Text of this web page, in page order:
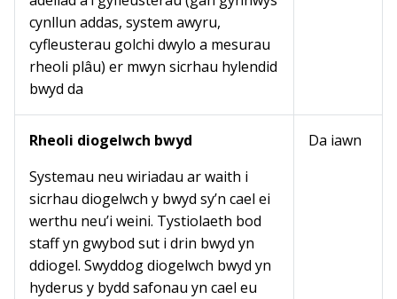
cynllun addas, system awyru,
cyfleusterau golchi dwylo a mesurau
rheoli plâu) er mwyn sicrhau hylendid
bwyd da
Rheoli diogelwch bwyd
Systemau neu wiriadau ar waith i
sicrhau diogelwch y bwyd sy’n cael ei
werthu neu’i weini. Tystiolaeth bod
staff yn gwybod sut i drin bwyd yn
ddiogel. Swyddog diogelwch bwyd yn
hyderus y bydd safonau yn cael eu
Da iawn